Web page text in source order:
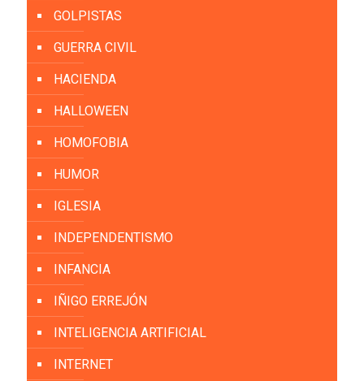
GOLPISTAS
GUERRA CIVIL
HACIENDA
HALLOWEEN
HOMOFOBIA
HUMOR
IGLESIA
INDEPENDENTISMO
INFANCIA
IÑIGO ERREJÓN
INTELIGENCIA ARTIFICIAL
INTERNET